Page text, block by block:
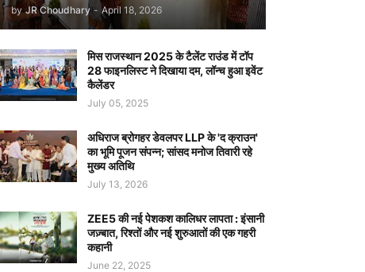
by JR Choudhary - April 18, 2026
मिस राजस्थान 2025 के टैलेंट राउंड में टॉप
28 फाइनलिस्ट ने दिखाया दम, लॉन्च हुआ इवेंट
कैलेंडर
July 05, 2025
अधिराज ब्रोगहर डेवलपर LLP के 'द क्राउन'
का भूमि पूजन संपन्न; सांसद मनोज तिवारी रहे
मुख्य अतिथि
July 13, 2026
ZEE5 की नई पेशकश कालिधर लापता : इंसानी
जज़्बात, रिश्तों और नई शुरुआतों की एक गहरी
कहानी
June 22, 2025